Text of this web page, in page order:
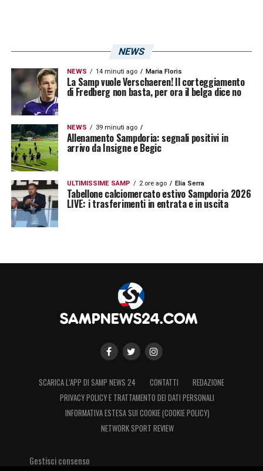
Inter 13*
Milan 9
Sampdoria
Sassuolo 5*
Napoli 3*
Pomigliano 1*
*una partita in meno
NEWS
NEWS 14 minuti ago Maria Floris
La Samp vuole Verschaeren! Il corteggiamento
di Fredberg non basta, per ora il belga dice no
NEWS 39 minuti ago
Allenamento Sampdoria: segnali positivi in
arrivo da Insigne e Begic
ULTIMISSIME SAMP 2 ore ago Elia Serra
Tabellone calciomercato estivo Sampdoria 2026
LIVE: i trasferimenti in entrata e in uscita
SCARICA L’APP DI SAMP NEWS 24 CONTATTI
REDAZIONE
PRIVACY POLICY E TRATTAMENTO DEI DATI PERSONALI
INFORMATIVA ESTESA SUI COOKIE (COOKIE POLICY)
NETWORK SPORT REVIEW
Gestisci consenso